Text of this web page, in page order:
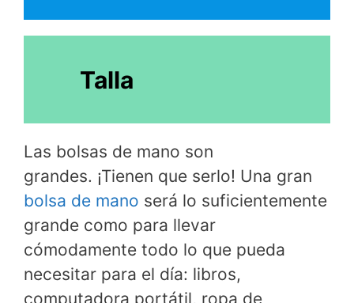
Talla
Las bolsas de mano son
grandes. ¡Tienen que serlo! Una gran
bolsa de mano será lo suficientemente
grande como para llevar
cómodamente todo lo que pueda
necesitar para el día: libros,
computadora portátil, ropa de